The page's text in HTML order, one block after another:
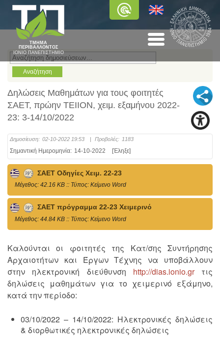
ΤΜΗΜΑ
ΠΕΡΙΒΑΛΛΟΝΤΟΣ
ΙΟΝΙΟ ΠΑΝΕΠΙΣΤΗΜΙΟ
Δηλώσεις Μαθημάτων για τους φοιτητές
ΣΑΕΤ, πρώην ΤΕΙΙΟΝ, χειμ. εξαμήνου 2022-
23: 3-14/10/2022
Δημοσίευση: 02-10-2022 19:53 | Προβολές: 1183
Σημαντική Ημερομηνία: 14-10-2022 [Έληξε]
ΣΑΕΤ Οδηγίες Χειμ. 22-23
Mέγεθος: 42.16 KB :: Τύπος: Kείμενο Word
ΣΑΕΤ πρόγραμμα 22-23 Χειμερινό
Mέγεθος: 44.84 KB :: Τύπος: Kείμενο Word
Καλούνται οι φοιτητές της Κατ/σης Συντήρησης
Αρχαιοτήτων και Έργων Τέχνης να υποβάλλουν
στην ηλεκτρονική διεύθυνση http://dias.ionio.grτις
δηλώσεις μαθημάτων για το χειμερινό εξάμηνο,
κατά την περίοδο:
03/10/2022 – 14/10/2022: Ηλεκτρονικές δηλώσεις
& διορθωτικές ηλεκτρονικές δηλώσεις